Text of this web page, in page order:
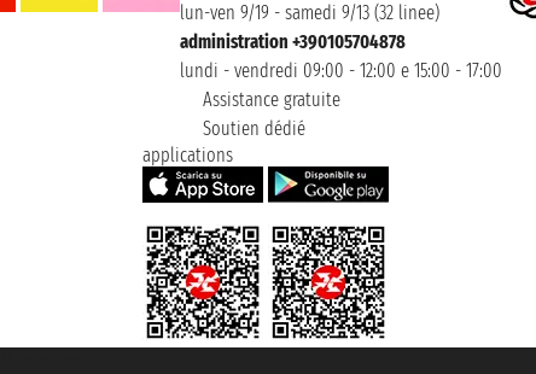
lun-ven 9/19 - samedi 9/13 (32 linee)
administration +390105704878
lundi - vendredi 09:00 - 12:00 e 15:00 - 17:00
Assistance gratuite
Soutien dédié
applications